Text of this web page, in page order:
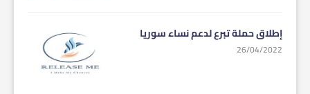
إطلاق حملة تبرع لدعم نساء سوريا
26/04/2022